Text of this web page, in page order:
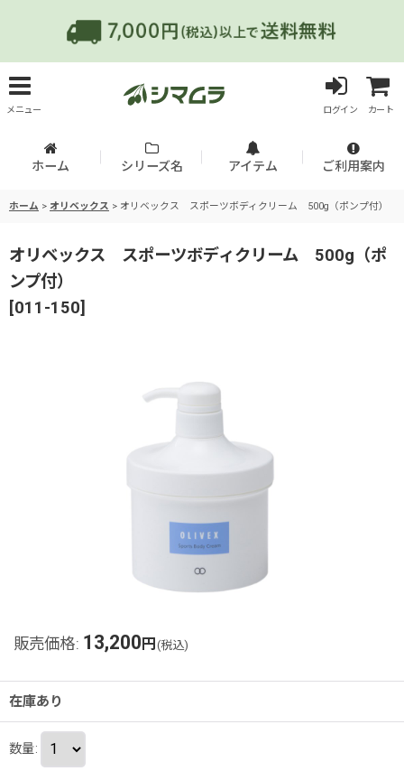
メニュー ログイン カート
ホーム シリーズ名 アイテム ご利用案内
ホーム > オリベックス > オリベックス スポーツボディクリーム 500g（ポンプ付）
オリベックス スポーツボディクリーム 500g（ポ
ンプ付）
[011-150]
販売価格: 13,200 円 (税込)
在庫あり
数量: